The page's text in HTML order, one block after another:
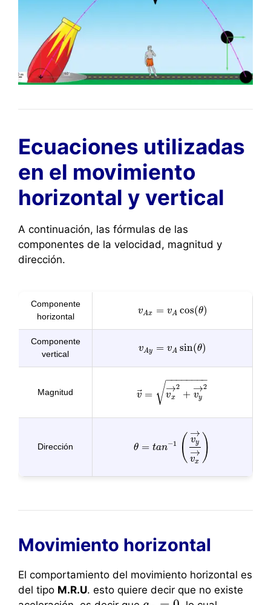
Ecuaciones utilizadas
en el movimiento
horizontal y vertical
A continuación, las fórmulas de las
componentes de la velocidad, magnitud y
dirección.
Componente
horizontal
vAx = vA cos(θ)
vA x= vAcos(θ)
Componente
vertical
vAy = vA sin(θ)
vAy= vAsin(θ)
Magnitud v⃗ = vx
→2
+ vy
→2
− −
−−−−−−
√
v →=vx →2 +vy →2
Dirección θ = tan−1 ( vy
→
vx
→ )
θ =tan−1 vy → vx→ )
Movimiento horizontal
El comportamiento del movimiento horizontal es
del tipo M.R.U. esto quiere decir que no existe